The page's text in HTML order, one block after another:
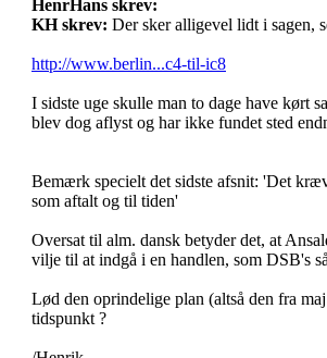
HenrHans skrev:
KH skrev: Der sker alligevel lidt i sagen,
http://www.berlin...c4-til-ic8
I sidste uge skulle man to dage have kørt
blev dog aflyst og har ikke fundet sted
Bemærk specielt det sidste afsnit: 'Det
som aftalt og til tiden'
Oversat til alm. dansk betyder det, at
vilje til at indgå i en handlen, som DSB's
Lød den oprindelige plan (altså den fra
tidspunkt ?